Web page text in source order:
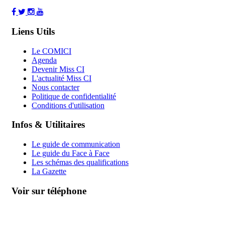
Liens Utils
Le COMICI
Agenda
Devenir Miss CI
L'actualité Miss CI
Nous contacter
Politique de confidentialité
Conditions d'utilisation
Infos & Utilitaires
Le guide de communication
Le guide du Face à Face
Les schémas des qualifications
La Gazette
Voir sur téléphone